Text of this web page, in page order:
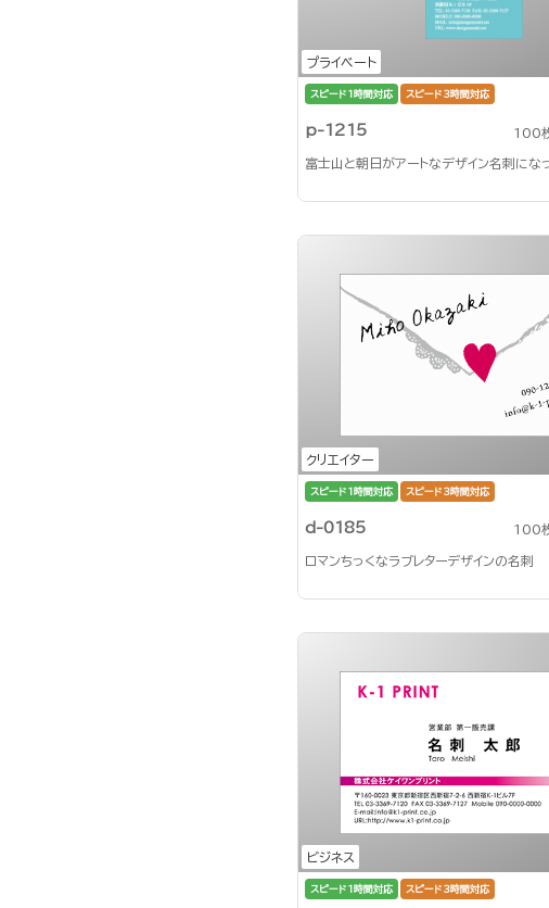
プライベート
スピード1時間対応 スピード3時間対応
p-1215 100
富士山と朝日がアートなデザイン名刺にな
クリエイター
スピード1時間対応 スピード3時間対応
d-0185 100
ロマンちっくなラブレターデザインの名刺
ビジネス
スピード1時間対応 スピード3時間対応